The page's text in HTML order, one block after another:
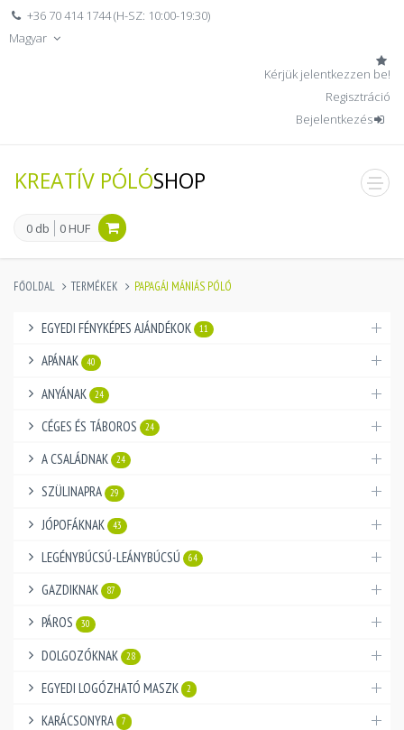
+36 70 414 1744 (H-SZ: 10:00-19:30)
Magyar
Kérjük jelentkezzen be!
Regisztráció
Bejelentkezés
KREATÍV PÓLÓSHOP
0 db 0 HUF
FŐOLDAL TERMÉKEK PAPAGÁJ MÁNIÁS PÓLÓ
EGYEDI FÉNYKÉPES AJÁNDÉKOK 11
APÁNAK 40
ANYÁNAK 24
CÉGES ÉS TÁBOROS 24
A CSALÁDNAK 24
SZÜLINAPRA 29
JÓPOFÁKNAK 43
LEGÉNYBÚCSÚ-LEÁNYBÚCSÚ 64
GAZDIKNAK 87
PÁROS 30
DOLGOZÓKNAK 28
EGYEDI LOGÓZHATÓ MASZK 2
KARÁCSONYRA 7